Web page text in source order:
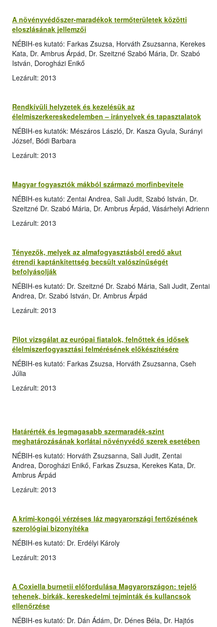
A növényvédőszer-maradékok termőterületek közötti
eloszlásának jellemzői
NÉBIH-es kutató: Farkas Zsuzsa, Horváth Zsuzsanna, Kerekes
Kata, Dr. Ambrus Árpád, Dr. Szeitzné Szabó Mária, Dr. Szabó
István, Dorogházi Enikő
Lezárult: 2013
Rendkívüli helyzetek és kezelésük az
élelmiszerkereskedelemben – irányelvek és tapasztalatok
NÉBIH-es kutatók: Mészáros László, Dr. Kasza Gyula, Surányi
József, Bódi Barbara
Lezárult: 2013
Magyar fogyasztók mákból származó morfinbevitele
NÉBIH-es kutató: Zentai Andrea, Sali Judit, Szabó István, Dr.
Szeitzné Dr. Szabó Mária, Dr. Ambrus Árpád, Vásárhelyi Adrienn
Lezárult: 2013
Tényezők, melyek az almafogyasztásból eredő akut
étrendi kaptánkitettség becsült valószínűségét
befolyásolják
NÉBIH-es kutató: Dr. Szeitzné Dr. Szabó Mária, Sali Judit, Zentai
Andrea, Dr. Szabó István, Dr. Ambrus Árpád
Lezárult: 2013
Pilot vizsgálat az európai fiatalok, felnőttek és idősek
élelmiszerfogyasztási felmérésének előkészítésére
NÉBIH-es kutató: Farkas Zsuzsa, Horváth Zsuzsanna, Cseh
Júlia
Lezárult: 2013
Határérték és legmagasabb szermaradék-szint
meghatározásának korlátai növényvédő szerek esetében
NÉBIH-es kutató: Horváth Zsuzsanna, Sali Judit, Zentai
Andrea, Dorogházi Enikő, Farkas Zsuzsa, Kerekes Kata, Dr.
Ambrus Árpád
Lezárult: 2013
A krími-kongói vérzéses láz magyarországi fertőzésének
szerológiai bizonyítéka
NÉBIH-es kutató: Dr. Erdélyi Károly
Lezárult: 2013
A Coxiella burnetii előfordulása Magyarországon: tejelő
tehenek, birkák, kereskedelmi tejminták és kullancsok
ellenőrzése
NÉBIH-es kutató: Dr. Dán Ádám, Dr. Dénes Béla, Dr. Hajtós